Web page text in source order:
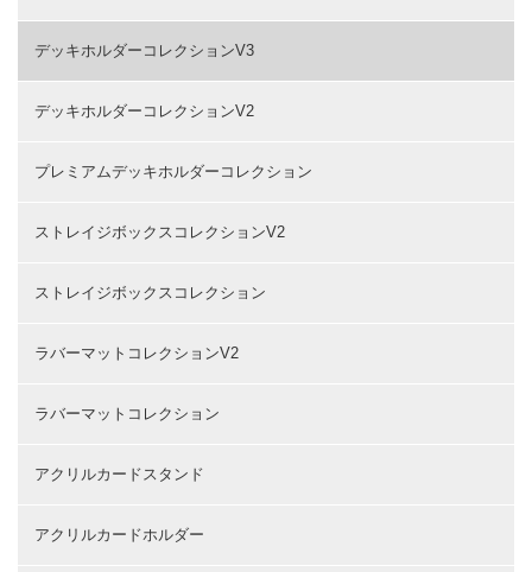
デッキホルダーコレクションV3
デッキホルダーコレクションV2
プレミアムデッキホルダーコレクション
ストレイジボックスコレクションV2
ストレイジボックスコレクション
ラバーマットコレクションV2
ラバーマットコレクション
アクリルカードスタンド
アクリルカードホルダー